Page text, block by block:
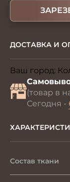
ДОСТАВКА И
Ваш город:
(товар в
Сегодня -
Состав ткани